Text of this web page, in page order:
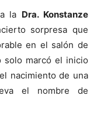
la Dra. Konstanze
sorpresa que
en el salón de
solo marcó el inicio
nacimiento de una
el nombre de